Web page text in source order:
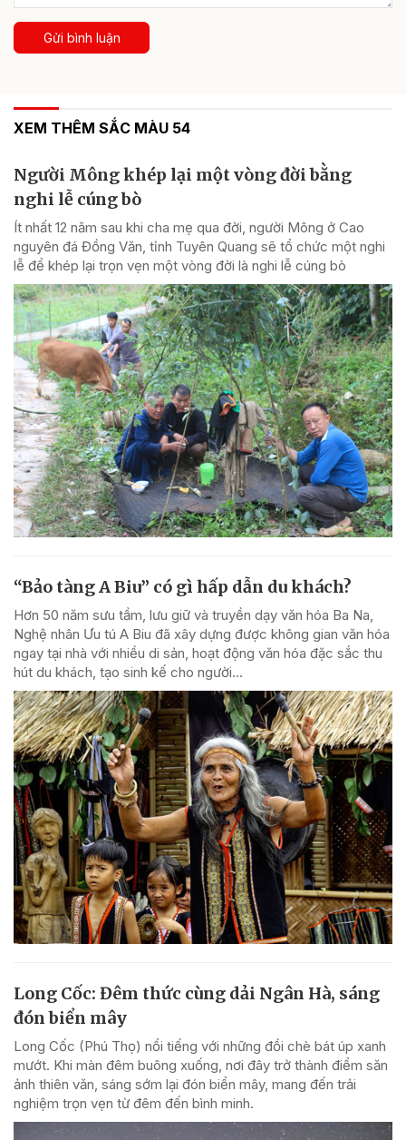
Gửi bình luận
XEM THÊM SẮC MÀU 54
Người Mông khép lại một vòng đời bằng
nghi lễ cúng bò
Ít nhất 12 năm sau khi cha mẹ qua đời, người Mông ở Cao
nguyên đá Đồng Văn, tỉnh Tuyên Quang sẽ tổ chức một nghi
lễ để khép lại trọn vẹn một vòng đời là nghi lễ cúng bò
“Bảo tàng A Biu” có gì hấp dẫn du khách?
Hơn 50 năm sưu tầm, lưu giữ và truyền dạy văn hóa Ba Na,
Nghệ nhân Ưu tú A Biu đã xây dựng được không gian văn hóa
ngay tại nhà với nhiều di sản, hoạt động văn hóa đặc sắc thu
hút du khách, tạo sinh kế cho người...
Long Cốc: Đêm thức cùng dải Ngân Hà, sáng
đón biển mây
Long Cốc (Phú Thọ) nổi tiếng với những đồi chè bát úp xanh
mướt. Khi màn đêm buông xuống, nơi đây trở thành điểm săn
ảnh thiên văn, sáng sớm lại đón biển mây, mang đến trải
nghiệm trọn vẹn từ đêm đến bình minh.